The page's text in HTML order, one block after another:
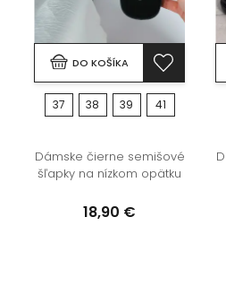
DO KOŠÍKA
37 38 39 41
Dámske čierne semišové
šľapky na nízkom opätku
18,90 €